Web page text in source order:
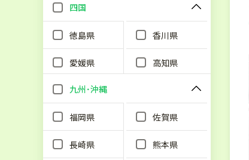
四国
徳島県 香川県
愛媛県 高知県
九州･沖縄
福岡県 佐賀県
長崎県 熊本県